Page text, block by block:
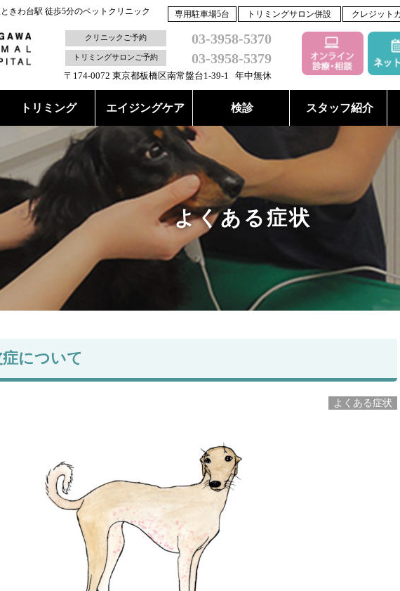
きわ台駅 徒歩5分のペットクリニック 専用駐車場5台 トリミングサロン併設 クレジット
クリニックご予約 03-3958-5370
トリミングサロンご予約 03-3958-5379
〒174-0072 東京都板橋区南常盤台1-39-1 年中無休
トリミング エイジングケア 検診 スタッフ紹介
よくある症状
について
よくある症状